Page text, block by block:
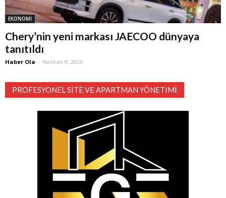
EKONOMİ
Chery’nin yeni markası JAECOO dünyaya
tanıtıldı
Haber Ola - Haziran 9, 2023
PROFESYONEL SITE VE APARTMAN YÖNETIMI